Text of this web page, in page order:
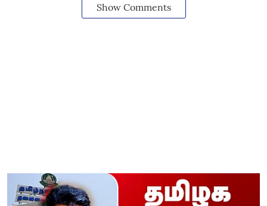
Show Comments